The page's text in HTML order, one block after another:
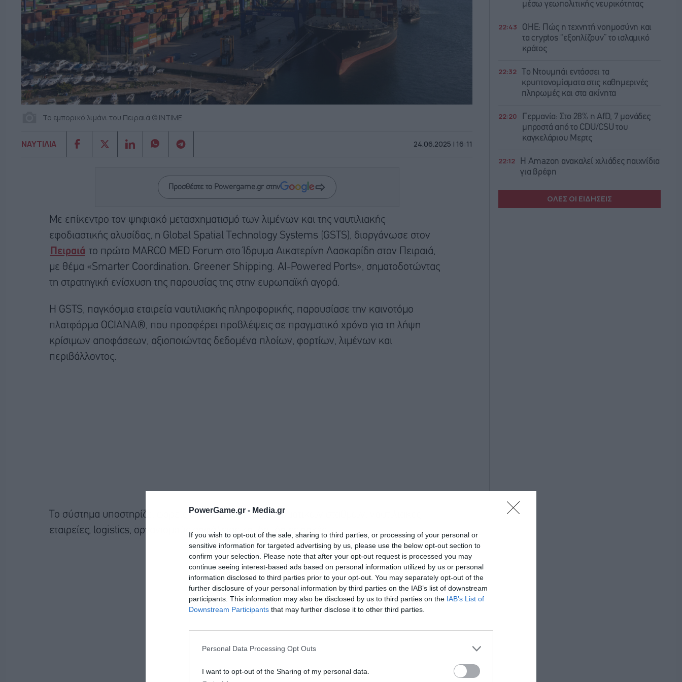
PowerGame.gr - Media.gr
If you wish to opt-out of the sale, sharing to third parties, or processing of your personal or
sensitive information for targeted advertising by us, please use the below opt-out section to
confirm your selection. Please note that after your opt-out request is processed you may
continue seeing interest-based ads based on personal information utilized by us or personal
information disclosed to third parties prior to your opt-out. You may separately opt-out of the
further disclosure of your personal information by third parties on the IAB’s list of downstream
participants. This information may also be disclosed by us to third parties on the IAB’s List of
Downstream Participants that may further disclose it to other third parties.
Personal Data Processing Opt Outs
I want to opt-out of the Sharing of my personal data.
Το εμπορικό λιμάνι του Πειραιά © INTIME
ΝΑΥΤΙΛΙΑ 24.06.2025 | 16:11
Προσθέστε το Powergame.gr στην
Με επίκεντρο τον ψηφιακό μετασχηματισμό των λιμένων και της ναυτιλιακής
εφοδιαστικής αλυσίδας, η Global Spatial Technology Systems (GSTS), διοργάνωσε στον
Πειραιά το πρώτο MARCO MED Forum στο Ίδρυμα Αικατερίνη Λασκαρίδη στον Πειραιά,
με θέμα «Smarter Coordination. Greener Shipping. AI-Powered Ports», σηματοδοτώντας
τη στρατηγική ενίσχυση της παρουσίας της στην ευρωπαϊκή αγορά.
Η GSTS, παγκόσμια εταιρεία ναυτιλιακής πληροφορικής, παρουσίασε την καινοτόμο
πλατφόρμα OCIANA®, που προσφέρει προβλέψεις σε πραγματικό χρόνο για τη λήψη
κρίσιμων αποφάσεων, αξιοποιώντας δεδομένα πλοίων, φορτίων, λιμένων και
περιβάλλοντος.
Το σύστημα υποστηρίζει φορείς όπως διαχειριστές τερματικών σταθμών, ναυτιλιακές
εταιρείες, logistics, οργανισμούς ασφάλειας και δημόσιες αρχές.
μέσω γεωπολιτικής νευρικότητας
22:43
ΟΗΕ: Πώς η τεχνητή νοημοσύνη και
τα cryptos “εξοπλίζουν” το ισλαμικό
κράτος
22:32
Το Ντουμπάι εντάσσει τα
κρυπτονομίσματα στις καθημερινές
πληρωμές και στα ακίνητα
22:20
Γερμανία: Στο 28% η AfD, 7 μονάδες
μπροστά από το CDU/CSU του
καγκελάριου Μερτς
22:12
Η Amazon ανακαλεί χιλιάδες παιχνίδια
για βρέφη
ΟΛΕΣ ΟΙ ΕΙΔΗΣΕΙΣ